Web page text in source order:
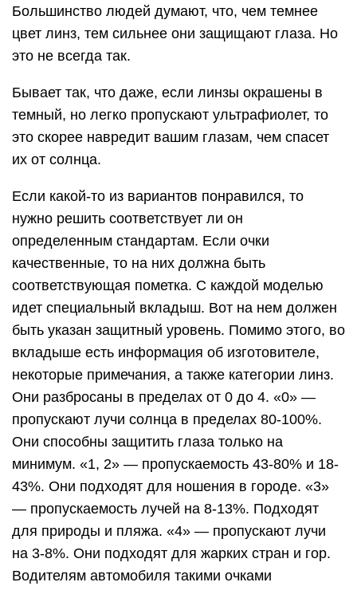
Большинство людей думают, что, чем темнее
цвет линз, тем сильнее они защищают глаза. Но
это не всегда так.
Бывает так, что даже, если линзы окрашены в
темный, но легко пропускают ультрафиолет, то
это скорее навредит вашим глазам, чем спасет
их от солнца.
Если какой-то из вариантов понравился, то
нужно решить соответствует ли он
определенным стандартам. Если очки
качественные, то на них должна быть
соответствующая пометка. С каждой моделью
идет специальный вкладыш. Вот на нем должен
быть указан защитный уровень. Помимо этого, во
вкладыше есть информация об изготовителе,
некоторые примечания, а также категории линз.
Они разбросаны в пределах от 0 до 4. «0» —
пропускают лучи солнца в пределах 80-100%.
Они способны защитить глаза только на
минимум. «1, 2» — пропускаемость 43-80% и 18-
43%. Они подходят для ношения в городе. «3»
— пропускаемость лучей на 8-13%. Подходят
для природы и пляжа. «4» — пропускают лучи
на 3-8%. Они подходят для жарких стран и гор.
Водителям автомобиля такими очками